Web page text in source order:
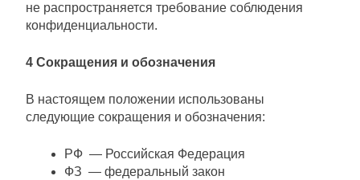
не распространяется требование соблюдения
конфиденциальности.
4 Сокращения и обозначения
В настоящем положении использованы
следующие сокращения и обозначения:
РФ — Российская Федерация
ФЗ — федеральный закон